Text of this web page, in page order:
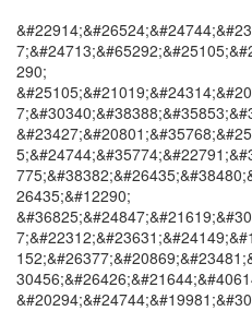
290;
26435;&#12290;